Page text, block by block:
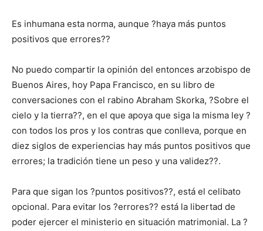
Es inhumana esta norma, aunque ?haya más puntos
positivos que errores??
No puedo compartir la opinión del entonces arzobispo de
Buenos Aires, hoy Papa Francisco, en su libro de
conversaciones con el rabino Abraham Skorka, ?Sobre el
cielo y la tierra??, en el que apoya que siga la misma ley ?
con todos los pros y los contras que conlleva, porque en
diez siglos de experiencias hay más puntos positivos que
errores; la tradición tiene un peso y una validez??.
Para que sigan los ?puntos positivos??, está el celibato
opcional. Para evitar los ?errores?? está la libertad de
poder ejercer el ministerio en situación matrimonial. La ?